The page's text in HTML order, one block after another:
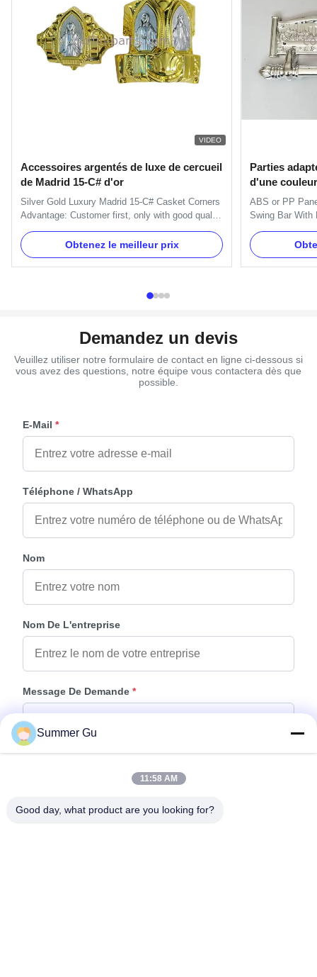
VIDEO
Accessoires argentés de luxe de cercueil
de Madrid 15-C# d'or
Silver Gold Luxury Madrid 15-C# Casket Corners
Advantage: Customer first, only with good quality
and products can we succeed in so many
countries. Let us serve you. We are the
professional manufacturer in producing the
funeral products include plastic casket corner,
Obtenez le meilleur prix
Parties
d'une
enterrement
d'oscillation
ABS or PP
Swing Bar With
One set of
handles ,8pcs
short bars.
Material Plastic
Demandez un devis
Veuillez utiliser notre formulaire de contact en ligne ci-dessous si
vous avez des questions, notre équipe vous contactera dès que
possible.
E-Mail *
Téléphone / WhatsApp
Nom
Nom De L'entreprise
Message De Demande *
Joindre Des Fichiers
Summer Gu
11:58 AM
Good day, what product are you looking for?